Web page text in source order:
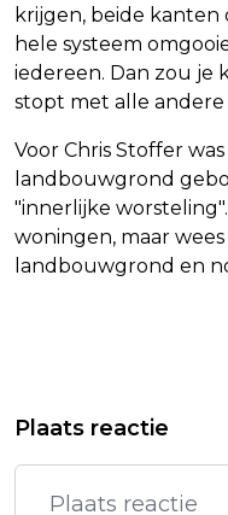
krijgen, beide
hele systeem
iedereen. Dan zou je
stopt met alle andere
Voor Chris Stoffer
landbouwgrond
"innerlijke
woningen, maar
landbouwgrond en
MARINEWERF
POLITIE
OBJECT
DELICT
Plaats reactie